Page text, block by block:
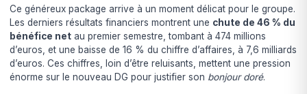
Ce généreux package arrive à un moment délicat pour le groupe.
Les derniers résultats financiers montrent une chute de 46 % du
bénéfice net au premier semestre, tombant à 474 millions
d’euros, et une baisse de 16 % du chiffre d’affaires, à 7,6 milliards
d’euros. Ces chiffres, loin d’être reluisants, mettent une pression
énorme sur le nouveau DG pour justifier son bonjour doré.